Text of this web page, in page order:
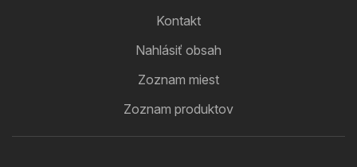
Kontakt
Nahlásiť obsah
Zoznam miest
Zoznam produktov